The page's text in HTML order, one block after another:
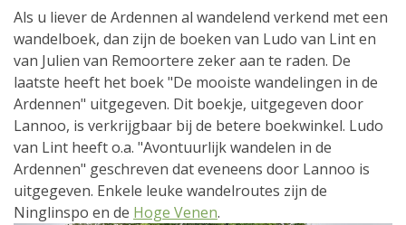
Als u liever de Ardennen al wandelend verkend met een
wandelboek, dan zijn de boeken van Ludo van Lint en
van Julien van Remoortere zeker aan te raden. De
laatste heeft het boek "De mooiste wandelingen in de
Ardennen" uitgegeven. Dit boekje, uitgegeven door
Lannoo, is verkrijgbaar bij de betere boekwinkel. Ludo
van Lint heeft o.a. "Avontuurlijk wandelen in de
Ardennen" geschreven dat eveneens door Lannoo is
uitgegeven. Enkele leuke wandelroutes zijn de
Ninglinspo en de Hoge Venen.